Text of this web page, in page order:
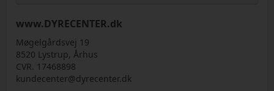
www.DYRECENTER.dk
Møgelgårdsvej 19
8520 Lystrup, Århus
CVR. 17468898
kundecenter@dyrecenter.dk